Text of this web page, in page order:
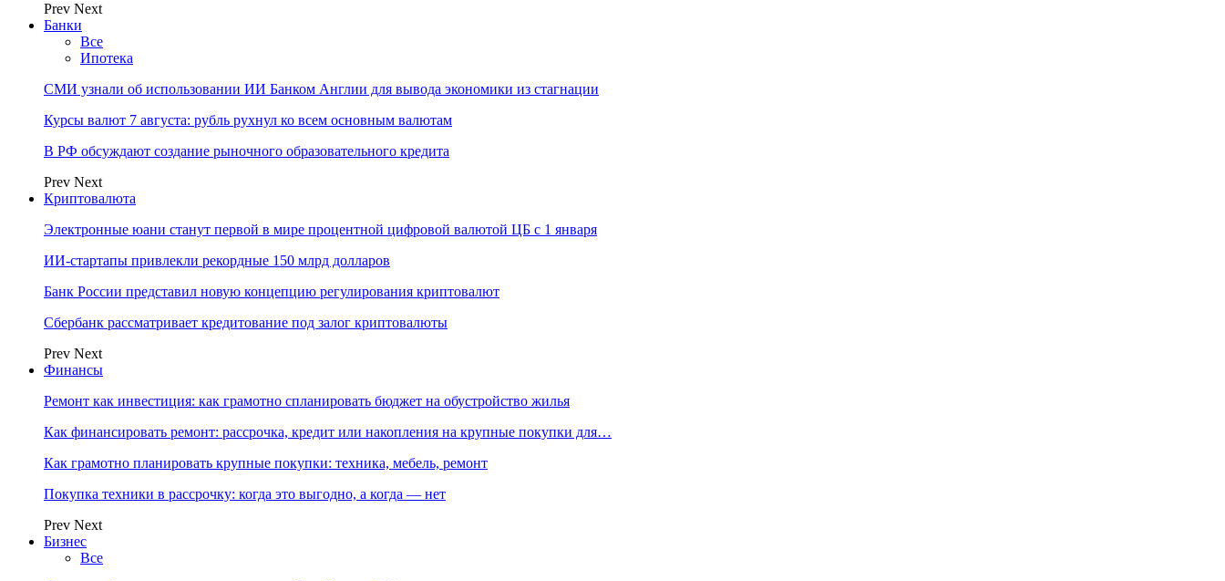
Prev Next
Банки
Все
Ипотека
СМИ узнали об использовании ИИ Банком Англии для вывода экономики из стагнации
Курсы валют 7 августа: рубль рухнул ко всем основным валютам
В РФ обсуждают создание рыночного образовательного кредита
Prev Next
Криптовалюта
Электронные юани станут первой в мире процентной цифровой валютой ЦБ с 1 января
ИИ-стартапы привлекли рекордные 150 млрд долларов
Банк России представил новую концепцию регулирования криптовалют
Сбербанк рассматривает кредитование под залог криптовалюты
Prev Next
Финансы
Ремонт как инвестиция: как грамотно спланировать бюджет на обустройство жилья
Как финансировать ремонт: рассрочка, кредит или накопления на крупные покупки для…
Как грамотно планировать крупные покупки: техника, мебель, ремонт
Покупка техники в рассрочку: когда это выгодно, а когда — нет
Prev Next
Бизнес
Все